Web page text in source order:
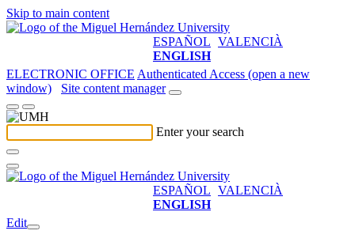
Skip to main content
ESPAÑOL VALENCIÀ
ENGLISH
ELECTRONIC OFFICE Authenticated Access (open a new
window)
Site content manager
Enter your search
ESPAÑOL VALENCIÀ
ENGLISH
Edit